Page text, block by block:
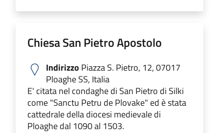
Chiesa San Pietro Apostolo
Indirizzo Piazza S. Pietro, 12, 07017
Ploaghe SS, Italia
E' citata nel condaghe di San Pietro di Silki
come "Sanctu Petru de Plovake" ed è stata
cattedrale della diocesi medievale di
Ploaghe dal 1090 al 1503.